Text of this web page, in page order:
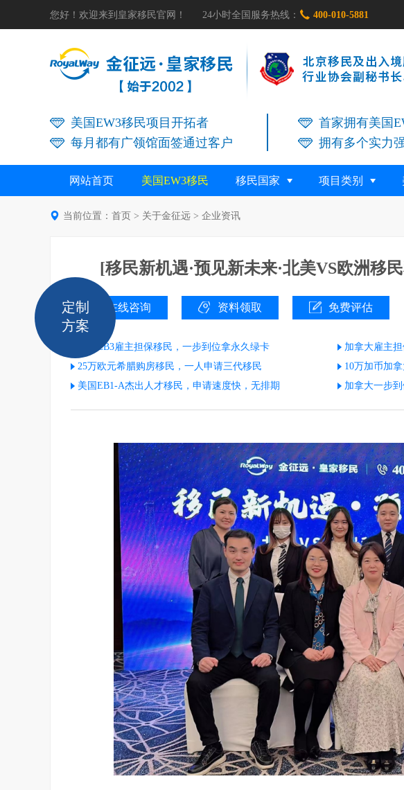
您好！欢迎来到皇家移民官网！ 24小时全国服务热线：  400-010-5881
美国EW3移民项目开拓者
每月都有广领馆面签通过客户
首家拥有美国
拥有多个实力
网站首页 美国EW3移民 移民国家 项目类别
 当前位置： 首页 > 关于金征远 > 企业资讯
[移民新机遇·预见新未来·北美VS欧洲移
在线咨询 资料领取 免费评估
美国EB3雇主担保移民，一步到位拿永久绿卡
加拿大雇主
25万欧元希腊购房移民，一人申请三代移民
10万加币加
美国EB1-A杰出人才移民，申请速度快，无排期
加拿大一步
定制
方案